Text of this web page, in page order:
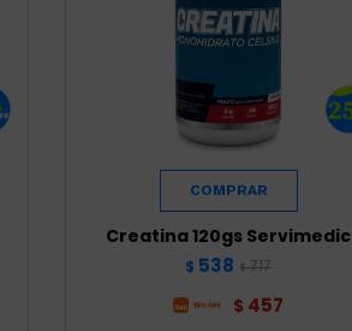
Creatina 120gs Servimedic
$ 538 $ 717
$ 457